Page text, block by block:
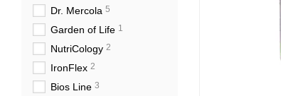
Dr. Mercola 5
Garden of Life 1
NutriCology 2
IronFlex 2
Bios Line 3